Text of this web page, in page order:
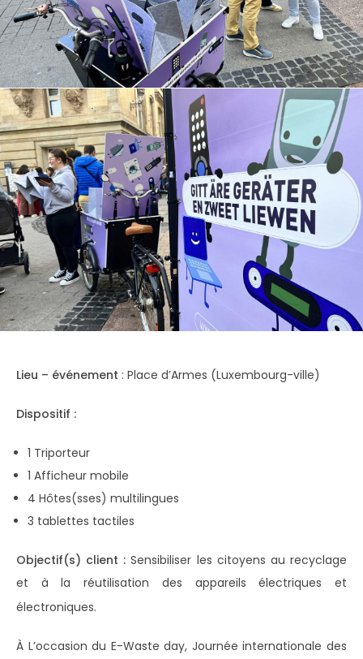
Lieu – événement : Place d’Armes (Luxembourg-ville)
Dispositif :
1 Triporteur
1 Afficheur mobile
4 Hôtes(sses) multilingues
3 tablettes tactiles
Objectif(s) client : Sensibiliser les citoyens au recyclage
et à la réutilisation des appareils électriques et
électroniques.
À L’occasion du E-Waste day, Journée internationale des